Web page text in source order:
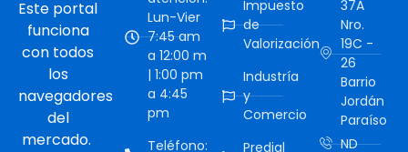
Este portal
funciona
con todos
los
navegadores
del
mercado.
Lun-Vier
7:45 am
a 12:00 m
| 1:00 pm
a 4:45
pm
Teléfono:
Impuesto
de
Valorización
Industría
y
Comercio
Predial
37A
Nro.
19C -
26
Barrio
Jordán
Paraíso
ND